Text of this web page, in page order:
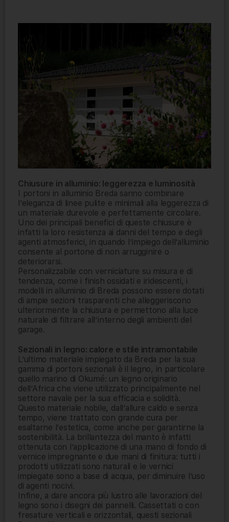
Chiusure in alluminio: leggerezza e luminosità
I portoni in alluminio Breda sanno combinare
l’eleganza di linee pulite e minimali alla leggerezza di
un materiale durevole e perfettamente circolare.
Uno dei principali benefici di queste chiusure è
infatti la loro resistenza ai danni del tempo e degli
agenti atmosferici, in quando l’impiego dell’alluminio
consente al portone di non arrugginire o
deteriorarsi.
Personalizzabile con verniciature su misura e di
tendenza, come i finish ossidati e iridescenti, i
modelli in alluminio di Breda possono essere dotati
di ampie sezioni trasparenti che alleggeriscono
ulteriormente la chiusura e permettono alla luce
naturale di filtrare all’interno degli ambienti del
garage.
Sezionali in legno: calore e stile intramontabile
L’ultimo materiale impiegato da Breda per la sua
gamma di portoni sezionali è il legno, in particolare
quello marino di Okumé: un legno originario
dell’Africa che viene utilizzato principalmente nel
settore navale per la sua efficacia e solidità.
Questo materiale nobile, dall’allure caldo e senza
tempo, viene trattato con grande cura per
esaltarne l’estetica, come anche per garantirne la
sostenibilità. La brillantezza del manto è infatti
ottenuta con l’applicazione di una mano di fondo di
vernice impregnante e due mani di finitura: tutti i
prodotti utilizzati sono naturali e le vernici
impiegate sono a base di acqua, per diminuire l’uso
di agenti nocivi.
Infine, a dare ancora più lustro alle lavorazioni del
legno sono i disegni dei pannelli. Cassettati o con
fresature verticali e orizzontali, questi sezionali